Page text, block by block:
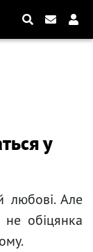
у
любові. Але
обіцянка